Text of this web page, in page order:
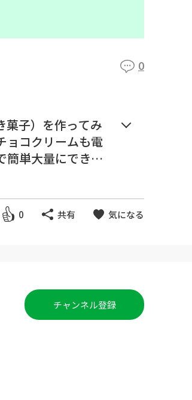
0
菓子）を作ってみ
ョコクリームも電
簡単大量にできま
と混ぜる。
0 共有 気になる
チャンネル登録